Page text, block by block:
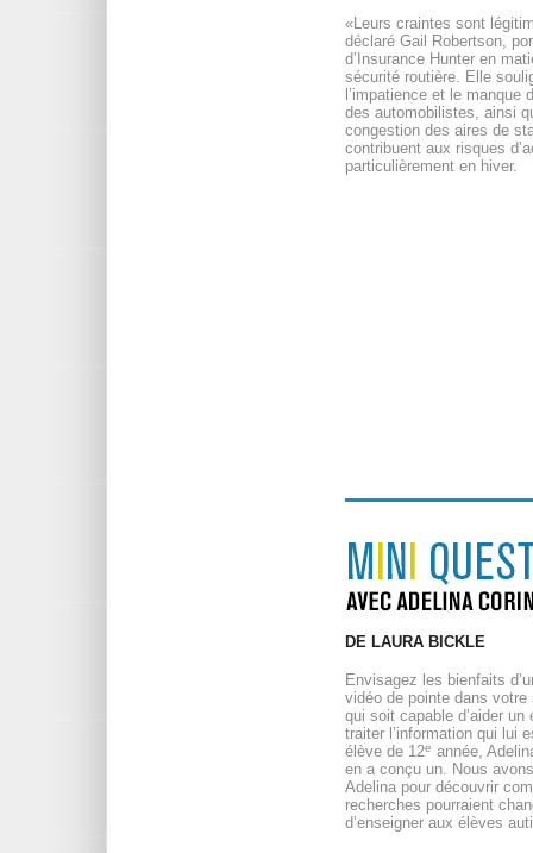
«Leurs craintes sont
déclaré Gail Robertson,
d’Insurance Hunter en
sécurité routière. Elle
l’impatience et le manque
des automobilistes, ainsi
congestion des aires de
contribuent aux risques
particulièrement en hiver.
DE LAURA BICKLE
Envisagez les bienfaits
vidéo de pointe dans
qui soit capable d’aider un
traiter l’information qui lui
élève de 12e année,
en a conçu un. Nous
Adelina pour découvrir
recherches pourraient
d’enseigner aux élèves